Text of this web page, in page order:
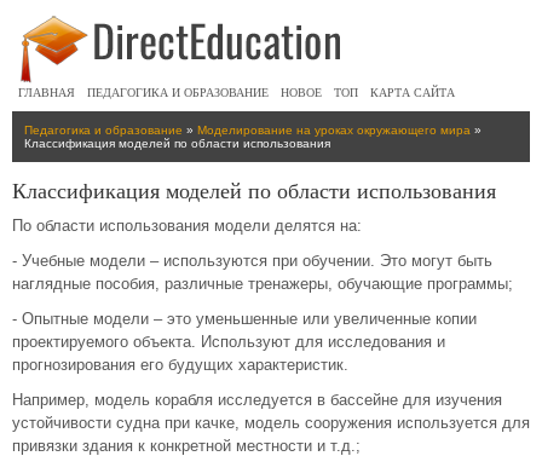
ГЛАВНАЯ ПЕДАГОГИКА И ОБРАЗОВАНИЕ НОВОЕ ТОП КАРТА САЙТА
Педагогика и образование » Моделирование на уроках окружающего мира »
Классификация моделей по области использования
Классификация моделей по области использования
По области использования модели делятся на:
- Учебные модели – используются при обучении. Это могут быть
наглядные пособия, различные тренажеры, обучающие программы;
- Опытные модели – это уменьшенные или увеличенные копии
проектируемого объекта. Используют для исследования и
прогнозирования его будущих характеристик.
Например, модель корабля исследуется в бассейне для изучения
устойчивости судна при качке, модель сооружения используется для
привязки здания к конкретной местности и т.д.;